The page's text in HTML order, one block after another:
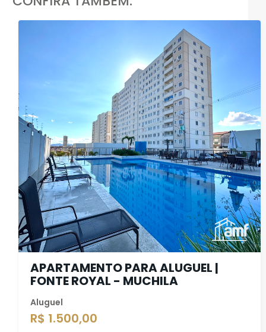
APARTAMENTO PARA ALUGUEL |
FONTE ROYAL - MUCHILA
Aluguel
R$ 1.500,00